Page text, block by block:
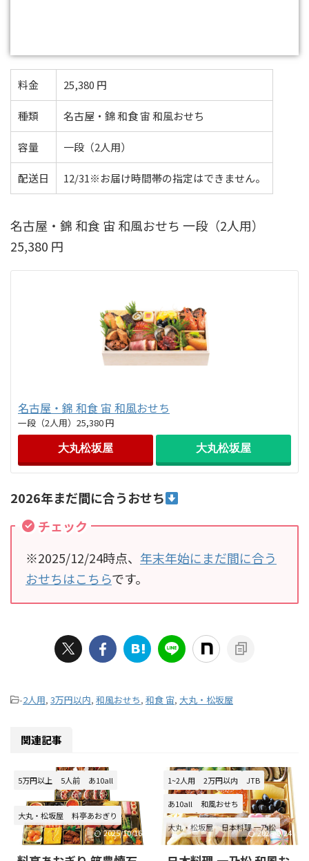
料金 25,380 円
種類 名古屋・錦 和食 宙 和風おせち
容量 一段（2人用）
配送日 12/31※お届け時間帯の指定はできません。
名古屋・錦 和食 宙 和風おせち 一段（2人用）
25,380 円
名古屋・錦 和食 宙 和風おせち
一段（2人用）25,380 円
大丸松坂屋 大丸松坂屋
2026年まだ間に合うおせち
チェック
※2025/12/24時点、 年末年始にまだ間に合う
おせちはこちらです。
-2人用, 3万円以内, 和風おせち, 和食 宙, 大丸・松坂屋
関連記事
5万円以上 5人前 あ10all
大丸・松坂屋
料亭あおぎり
2025/10/16
1~2人用 2万円以内 JTB
あ10all 和風おせち
大丸・松坂屋 日本料理 一乃松2025/9/24